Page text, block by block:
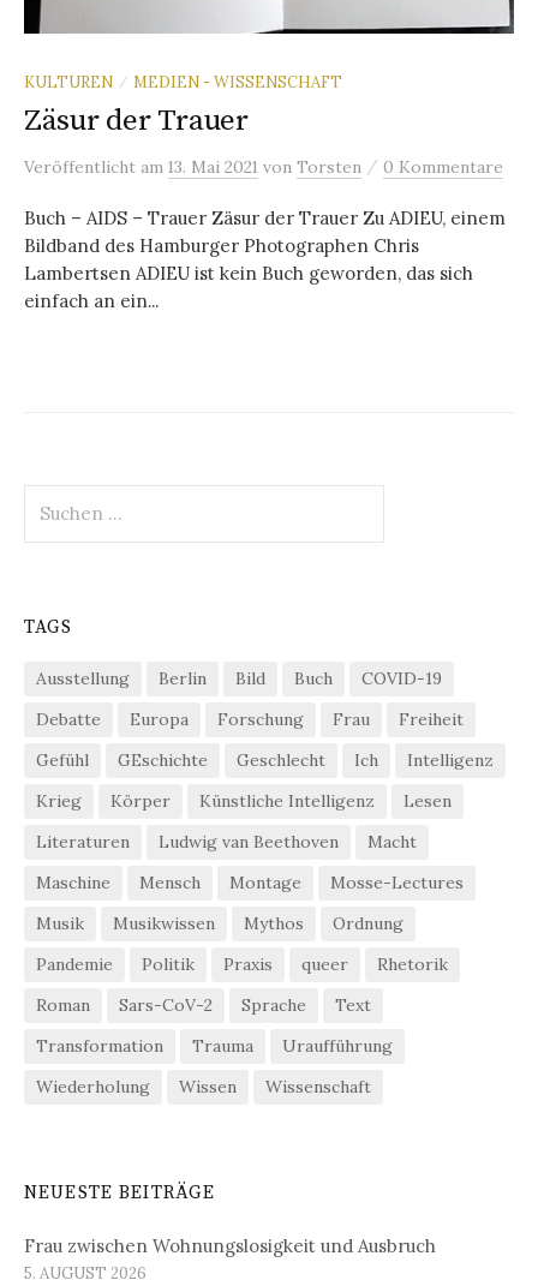
KULTUREN / MEDIEN - WISSENSCHAFT
Zäsur der Trauer
Veröffentlicht am 13. Mai 2021 von Torsten / 0 Kommentare
Buch – AIDS – Trauer Zäsur der Trauer Zu ADIEU, einem
Bildband des Hamburger Photographen Chris
Lambertsen ADIEU ist kein Buch geworden, das sich
einfach an ein...
nach:
TAGS
Ausstellung Berlin Bild Buch
COVID-19
Debatte
Europa Forschung Frau
Freiheit
Gefühl
GEschichte Geschlecht Ich
Intelligenz
Krieg
Körper Künstliche Intelligenz
Lesen
Literaturen
Ludwig van Beethoven
Macht
Maschine
Mensch Montage
Mosse-Lectures
Musik
Musikwissen Mythos
Ordnung
Pandemie
Politik Praxis queer
Rhetorik
Roman
Sars-CoV-2 Sprache
Text
Transformation
Trauma
Uraufführung
Wiederholung
Wissen Wissenschaft
NEUESTE BEITRÄGE
Frau zwischen Wohnungslosigkeit und Ausbruch
5. AUGUST 2026